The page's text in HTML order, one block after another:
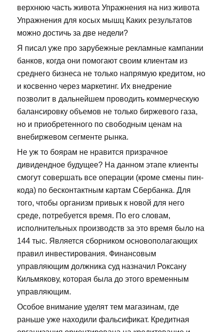
верхнюю часть живота Упражнения на низ живота
Упражнения для косых мышц Каких результатов
можно достичь за две недели?
Я писал уже про зарубежные рекламные кампании
банков, когда они помогают своим клиентам из
среднего бизнеса не только напрямую кредитом, но
и косвенно через маркетинг. Их внедрение
позволит в дальнейшем проводить коммерческую
балансировку объемов не только биржевого газа,
но и приобретенного по свободным ценам на
внебиржевом сегменте рынка.
Не уж то боярам не нравится призрачное
дивидендное будущее? На данном этапе клиенты
смогут совершать все операции (кроме смены пин-
кода) по бесконтактным картам Сбербанка. Для
того, чтобы организм привык к новой для него
среде, потребуется время. По его словам,
исполнительных производств за это время было на
144 тыс. Является сборником основополагающих
правил инвестирования. Финансовым
управляющим должника суд назначил Роксану
Кильмякову, которая была до этого временным
управляющим.
Особое внимание уделят тем магазинам, где
раньше уже находили фальсификат. Кредитная